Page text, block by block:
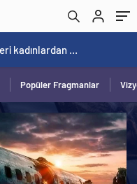
15:20
Popüler Fragmanlar